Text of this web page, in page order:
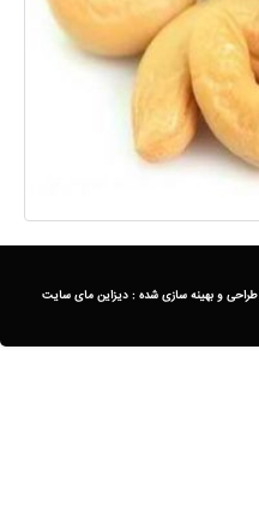
طراحی و بهینه سازی شده : دیزاین مای سایت